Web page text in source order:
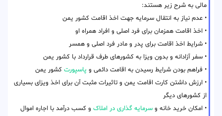
مالی به شرح زیر هستند:
• عدم نیاز به انتقال سرمایه جهت اخذ اقامت کشور یمن
• اخذ اقامت همزمان برای فرد اصلی و افراد همراه او
• شرایط اخذ اقامت برای پدر و مادر فرد اصلی و همسر
• سفر آزادانه و بدون ویزا به کشورهای طرف قرارداد با کشور یمن
• فراهم بودن شرایط رسیدن به اقامت دائمی و پاسپورت کشور یمن
• ارزش داشتن کارت اقامت یمن و تاثیرات مثبت آن برای اخذ ویزای بسیاری
از کشورهای دیگر
• امکان خرید خانه و سرمایه گذاری در املاک و کسب درآمد با اجاره اموال